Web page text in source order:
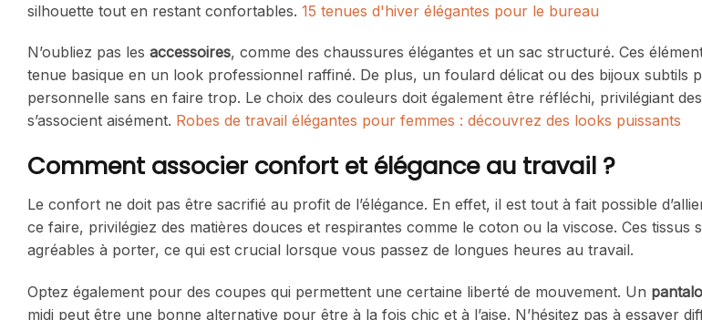
silhouette tout en restant confortables. 15 tenues d'hiver élégantes pour le bureau
N’oubliez pas les accessoires, comme des chaussures élégantes et un sac structuré. Ces
tenue basique en un look professionnel raffiné. De plus, un foulard délicat ou des bijoux subtils
personnelle sans en faire trop. Le choix des couleurs doit également être réfléchi, privilégiant
s’associent aisément. Robes de travail élégantes pour femmes : découvrez des looks puissants
Comment associer confort et élégance au travail ?
Le confort ne doit pas être sacrifié au profit de l’élégance. En effet, il est tout à fait possible
ce faire, privilégiez des matières douces et respirantes comme le coton ou la viscose. Ces tissus
agréables à porter, ce qui est crucial lorsque vous passez de longues heures au travail.
Optez également pour des coupes qui permettent une certaine liberté de mouvement. Un
midi peut être une bonne alternative pour être à la fois chic et à l’aise. N’hésitez pas à essayer